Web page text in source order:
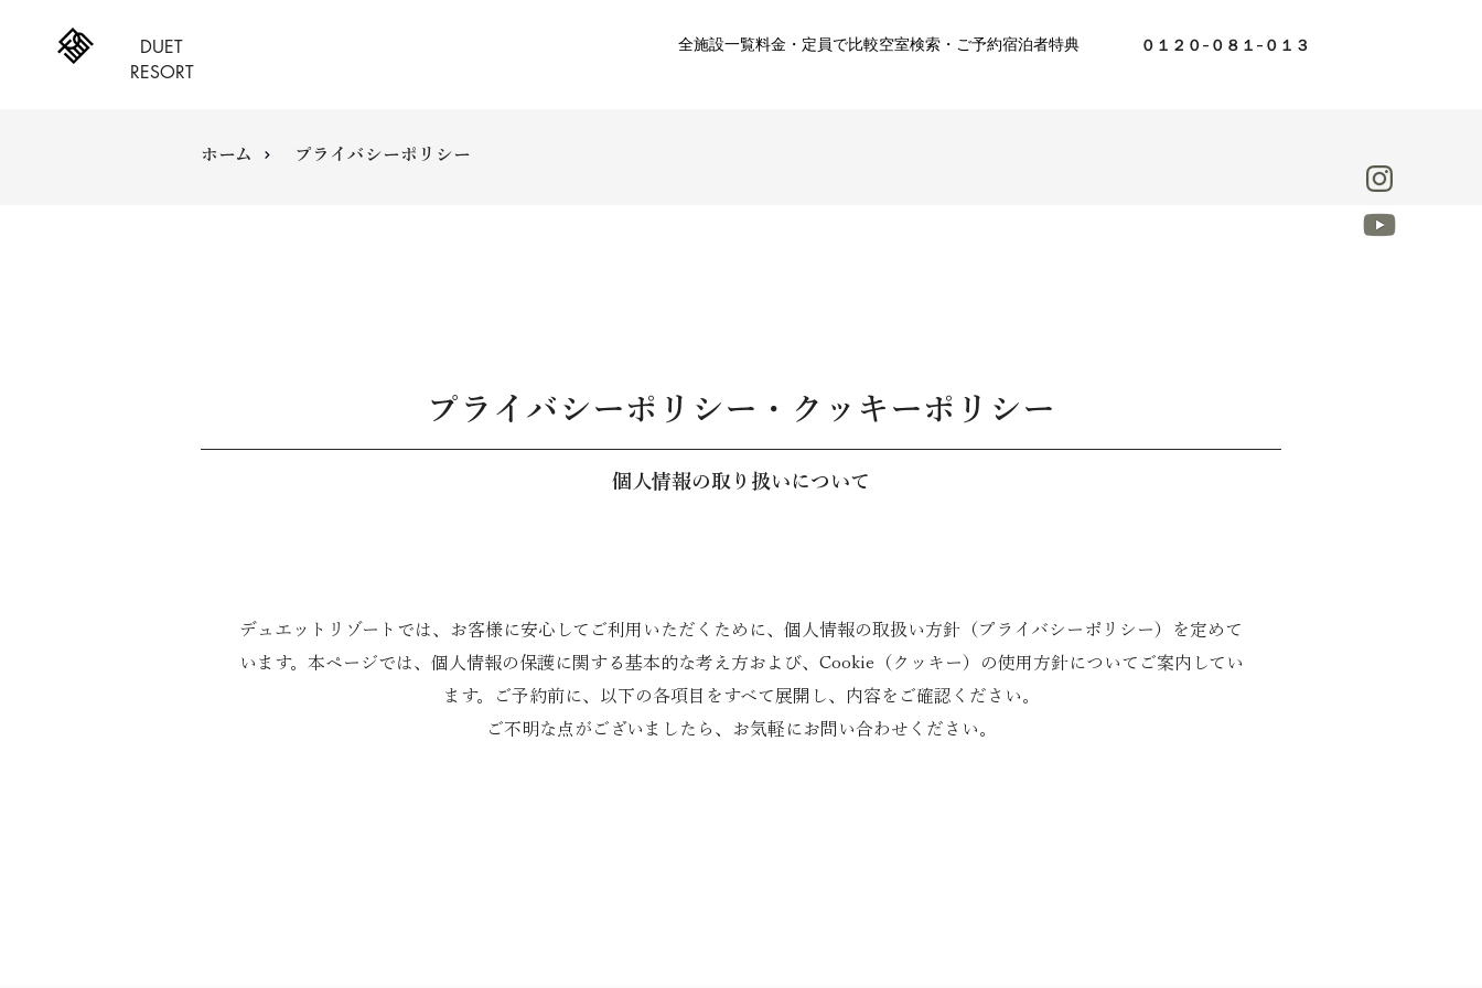
DUET
RESORT
全施設一覧料金・定員で比較空室検索・ご予約宿泊者特典 ０１２０-０８１-０１３
ホーム プライバシーポリシー
プライバシーポリシー・クッキーポリシー
個人情報の取り扱いについて
デュエットリゾートでは、お客様に安心してご利用いただくために、個人情報の取扱い方針（プライバシーポリシー）を定めて
います。本ページでは、個人情報の保護に関する基本的な考え方および、Cookie（クッキー）の使用方針についてご案内してい
ます。ご予約前に、以下の各項目をすべて展開し、内容をご確認ください。
ご不明な点がございましたら、お気軽にお問い合わせください。